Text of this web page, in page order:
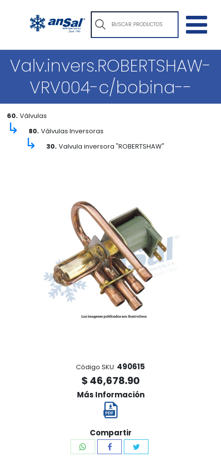
Valv.invers.ROBERTSHAW-
VRV004-c/bobina--
60. Válvulas
↳ 80. Válvulas Inversoras
↳ 30. Valvula inversora "ROBERTSHAW"
Código SKU: 490615
$ 46,678.90
Más Información
Compartir